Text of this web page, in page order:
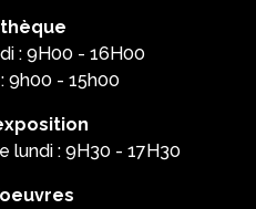
: 9H00 - 16H00
9h00 - 15h00
lundi : 9H30 - 17H30